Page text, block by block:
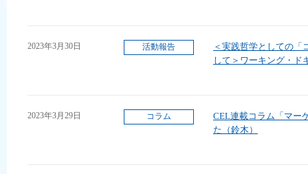
2023年3月30日 活動報告
＜実践哲学としての「
して＞ワーキング・ド
2023年3月29日 コラム
CEL連載コラム「マー
た（鈴木）